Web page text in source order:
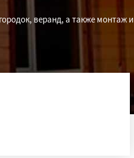
веранд, а также монтаж и